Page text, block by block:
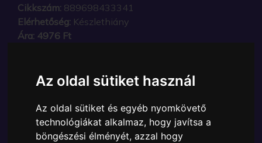
Az oldal sütiket használ
Az oldal sütiket és egyéb nyomkövető
technológiákat alkalmaz, hogy javítsa a
böngészési élményét, azzal hogy
Cikkszám: 889698433341
Elérhetőség: Készlethiány
Ára: 4976 Ft
Funko POP - Marvel - Marvel Holiday Rocket figura,
amely ablakos csomagolásban azaz - POP In a Box
A termék sajnos nem elérhető, nézd meg